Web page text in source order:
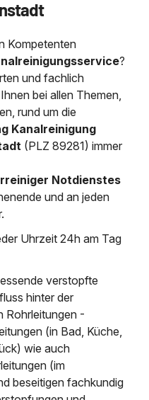
Kanalreinigung
Kanalinspektion
Grubenentleerung
24h Notdienst
Kosten Preise
Wasserhaltung
Entleerung und Reinigung
Grubenentleerung und
Sickerschacht Reinigung
Abfallzwischenlager
Austausch von
Geschosssandfang
Fettabscheider
Saugbagger für Tiefbau
Saugbagger und Pumpen
Fermenter-Entleerung
Regenrückhaltebecken
Entschlammung
Trockensaugen von
etc.
Weitere Services mit
Zertifikate /
Kompetenten
?
und fachlich
bei allen Themen,
rund um die
Kanalreinigung
(PLZ 89281) immer
Notdienstes
und an jeden
Uhrzeit 24h am Tag
verstopfte
hinter der
Rohrleitungen -
(in Bad, Küche,
wie auch
(im
beseitigen fachkundig